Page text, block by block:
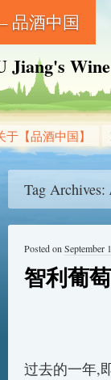
品酒中国
于【品酒中国】
Tag Archives:
智利葡
Posted on September
过去的一年,